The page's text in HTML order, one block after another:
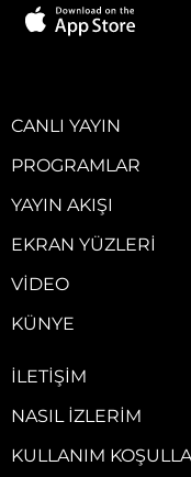
CANLI YAYIN
PROGRAMLAR
YAYIN AKIŞI
EKRAN YÜZLERI
VIDEO
KÜNYE
İLETIŞIM
NASIL İZLERIM
KULLANIM